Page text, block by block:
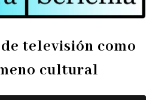
televisión como
cultural